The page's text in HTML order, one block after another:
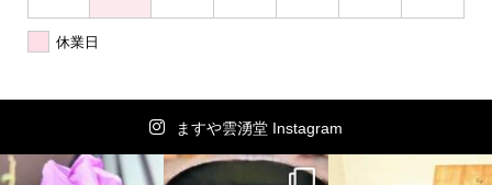
休業日
ますや雲湧堂 Instagram